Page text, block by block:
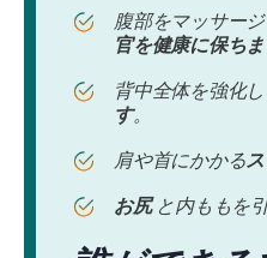
腹部をマッサー
官を健康に保ち
背中全体を強化し
す。
肩や首にかかる
お尻と内ももを